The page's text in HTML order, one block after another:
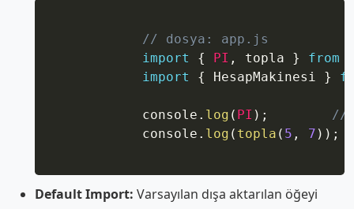
// dosya: app.js
import
{ PI , topla } from
import
{ HesapMakinesi }
            console
. log ( PI ) ;
//
            console
. log ( topla ( 5 , 7 ) ) ;
Default Import: Varsayılan dışa aktarılan öğeyi